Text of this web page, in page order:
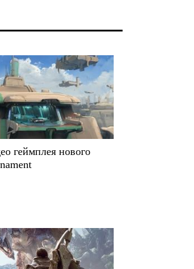
геймплея нового